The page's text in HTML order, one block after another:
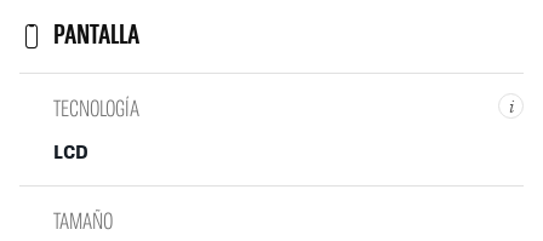
PANTALLA
i
TECNOLOGÍA
LCD
TAMAÑO